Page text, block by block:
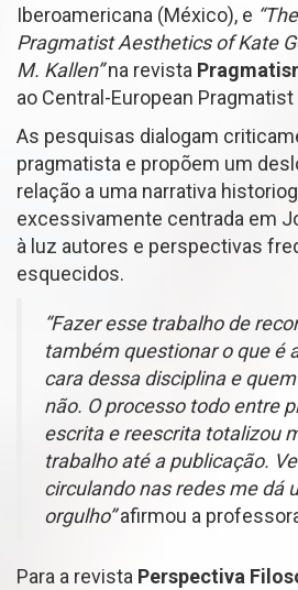
Iberoamericana (México), e
Pragmatist Aesthetics of Kate
M. Kallen”na revista
ao Central-European Pragmatist
As pesquisas dialogam
pragmatista e propõem um
relação a uma narrativa
excessivamente centrada em
à luz autores e perspectivas
esquecidos.
“Fazer esse trabalho de
também questionar o que é
cara dessa disciplina e
não. O processo todo entre
escrita e reescrita totalizou
trabalho até a publicação.
circulando nas redes me dá
orgulho”afirmou a
Para a revista Perspectiva